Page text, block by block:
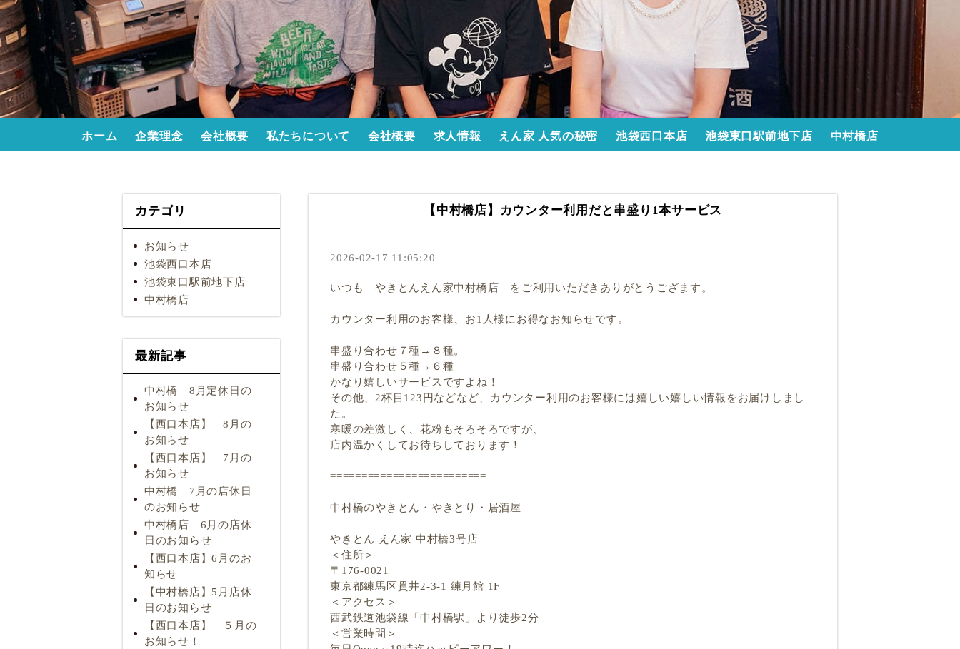
ホーム 企業理念 会社概要 私たちについて 会社概要 求人情報 えん家 人気の秘密 池袋西口本店 池袋東口駅前地下店 中村橋店
カテゴリ
お知らせ
池袋西口本店
池袋東口駅前地下店
中村橋店
最新記事
中村橋 8月定休日の
お知らせ
【西口本店】 8月の
お知らせ
【西口本店】 7月の
お知らせ
中村橋 7月の店休日
のお知らせ
中村橋店 6月の店休
日のお知らせ
【西口本店】6月のお
知らせ
【中村橋店】5月店休
日のお知らせ
【西口本店】 ５月の
お知らせ！
【中村橋店】カウンター利用だと串盛り1本サービス
2026-02-17 11:05:20
いつも やきとんえん家中村橋店 をご利用いただきありがとうござます。
カウンター利用のお客様、お1人様にお得なお知らせです。
串盛り合わせ７種→８種。
串盛り合わせ５種→６種
かなり嬉しいサービスですよね！
その他、2杯目123円などなど、カウンター利用のお客様には嬉しい嬉しい情報をお届けしまし
た。
寒暖の差激しく、花粉もそろそろですが、
店内温かくしてお待ちしております！
=========================
中村橋のやきとん・やきとり・居酒屋
やきとん えん家 中村橋3号店
＜住所＞
〒176-0021
東京都練馬区貫井2-3-1 練月館 1F
＜アクセス＞
西武鉄道池袋線「中村橋駅」より徒歩2分
＜営業時間＞